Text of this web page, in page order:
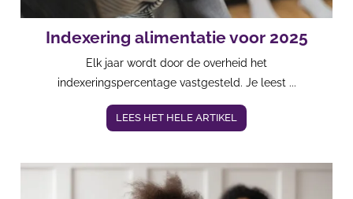
Indexering alimentatie voor 2025
Elk jaar wordt door de overheid het
indexeringspercentage vastgesteld. Je leest ...
LEES HET HELE ARTIKEL